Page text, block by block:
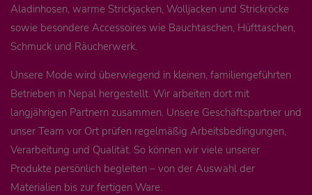
Aladinhosen, warme Strickjacken, Wolljacken und Strickröcke
sowie besondere Accessoires wie Bauchtaschen, Hüfttaschen,
Schmuck und Räucherwerk.
Unsere Mode wird überwiegend in kleinen, familiengeführten
Betrieben in Nepal hergestellt. Wir arbeiten dort mit
langjährigen Partnern zusammen. Unsere Geschäftspartner und
unser Team vor Ort prüfen regelmäßig Arbeitsbedingungen,
Verarbeitung und Qualität. So können wir viele unserer
Produkte persönlich begleiten – von der Auswahl der
Materialien bis zur fertigen Ware.